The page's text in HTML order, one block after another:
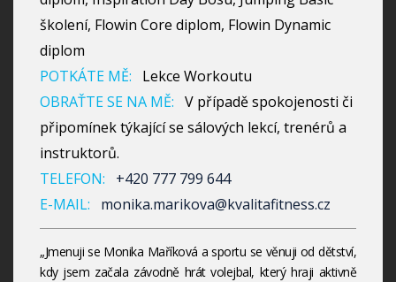
školení, Flowin Core diplom, Flowin Dynamic
diplom
POTKÁTE MĚ:
Lekce Workoutu
OBRAŤTE SE NA MĚ: V případě spokojenosti či
připomínek týkající se sálových lekcí, trenérů a
instruktorů.
TELEFON:
+420 777 799 644
E-MAIL:
monika.marikova@kvalitafitness.cz
„Jmenuji se Monika Maříková a sportu se věnuji od dětství,
kdy jsem začala závodně hrát volejbal, který hraji aktivně